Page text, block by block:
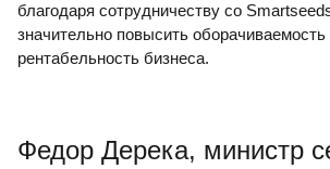
благодаря сотрудничеству со
значительно повысить оборачиваемость
рентабельность бизнеса.
Федор Дерека, министр